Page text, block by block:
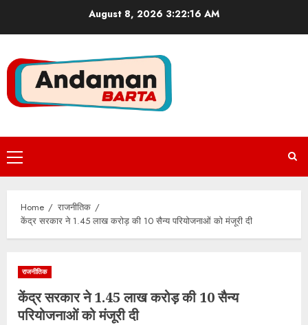
August 8, 2026 3:22:16 AM
Primary
Menu
Home
राजनीतिक
केंद्र सरकार ने 1.45 लाख करोड़ की 10 सैन्य परियोजनाओं​ को मंजूरी दी
राजनीतिक
केंद्र सरकार ने 1.45 लाख करोड़ की 10 सैन्य
परियोजनाओं​ को मंजूरी दी